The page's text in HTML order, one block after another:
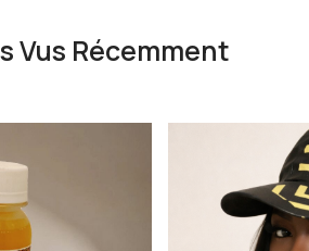
Vus Récemment